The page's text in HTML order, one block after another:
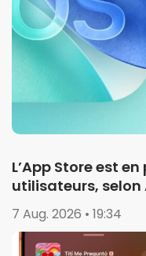
L’App Store est
utilisateurs, selon
7 Aug. 2026 • 19:34